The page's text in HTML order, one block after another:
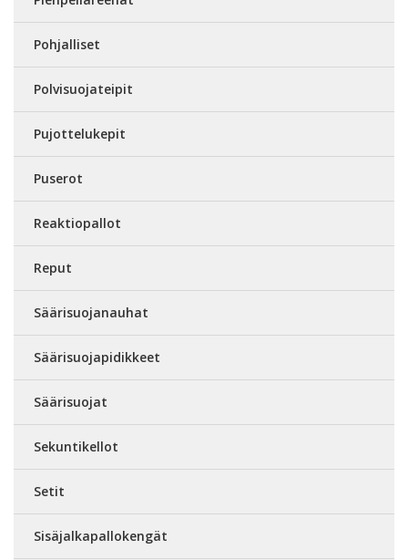
Pohjalliset
Polvisuojateipit
Pujottelukepit
Puserot
Reaktiopallot
Reput
Säärisuojanauhat
Säärisuojapidikkeet
Säärisuojat
Sekuntikellot
Setit
Sisäjalkapallokengät